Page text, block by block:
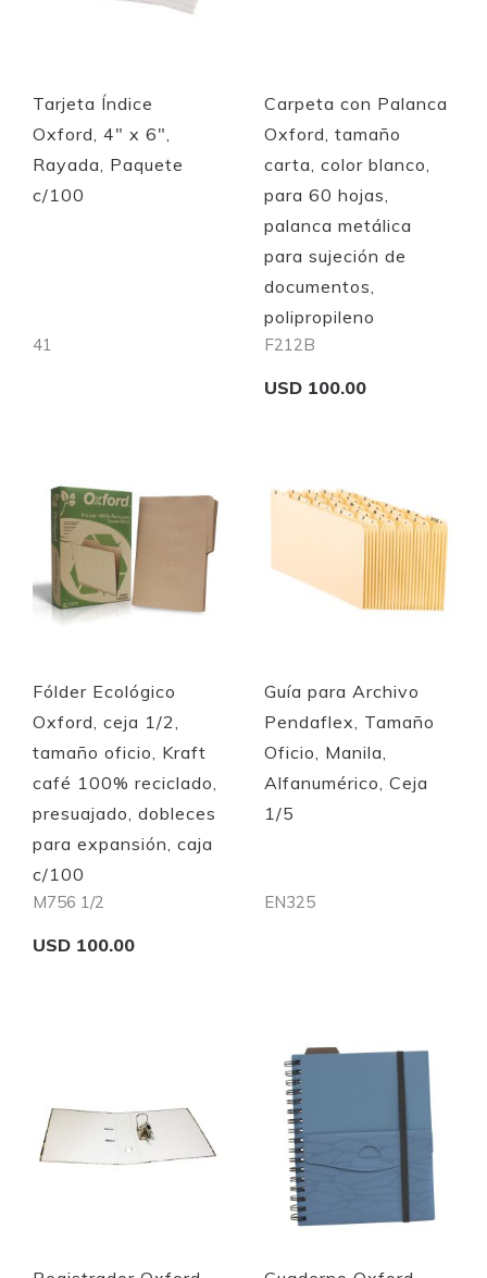
Tarjeta Índice
Oxford, 4" x 6",
Rayada, Paquete
c/100
41
Quickview
Carpeta con Palanca
Oxford, tamaño
carta, color blanco,
para 60 hojas,
palanca metálica
para sujeción de
documentos,
polipropileno
F212B
USD 100.00
Fólder Ecológico
Oxford, ceja 1/2,
tamaño oficio, Kraft
café 100% reciclado,
presuajado, dobleces
para expansión, caja
c/100
M756 1/2
USD 100.00
Guía para Archivo
Pendaflex, Tamaño
Oficio, Manila,
Alfanumérico, Ceja
1/5
EN325
Quickview